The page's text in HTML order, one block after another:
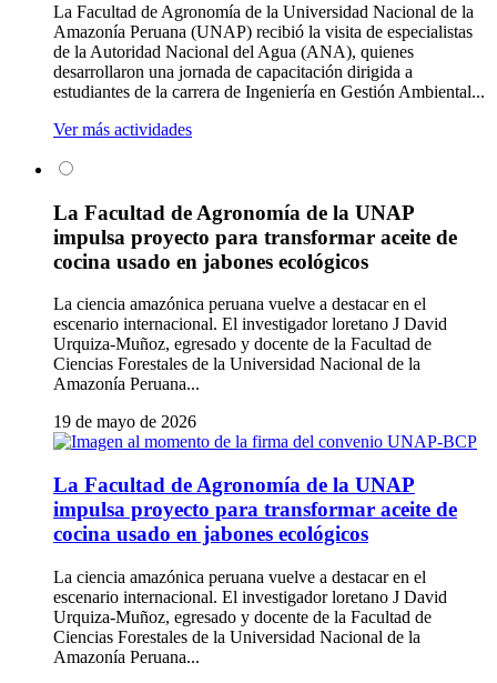
La Facultad de Agronomía de la Universidad Nacional de la
Amazonía Peruana (UNAP) recibió la visita de especialistas
de la Autoridad Nacional del Agua (ANA), quienes
desarrollaron una jornada de capacitación dirigida a
estudiantes de la carrera de Ingeniería en Gestión Ambiental...
Ver más actividades
La Facultad de Agronomía de la UNAP
impulsa proyecto para transformar aceite de
cocina usado en jabones ecológicos
La ciencia amazónica peruana vuelve a destacar en el
escenario internacional. El investigador loretano J David
Urquiza-Muñoz, egresado y docente de la Facultad de
Ciencias Forestales de la Universidad Nacional de la
Amazonía Peruana...
19 de mayo de 2026
La Facultad de Agronomía de la UNAP
impulsa proyecto para transformar aceite de
cocina usado en jabones ecológicos
La ciencia amazónica peruana vuelve a destacar en el
escenario internacional. El investigador loretano J David
Urquiza-Muñoz, egresado y docente de la Facultad de
Ciencias Forestales de la Universidad Nacional de la
Amazonía Peruana...